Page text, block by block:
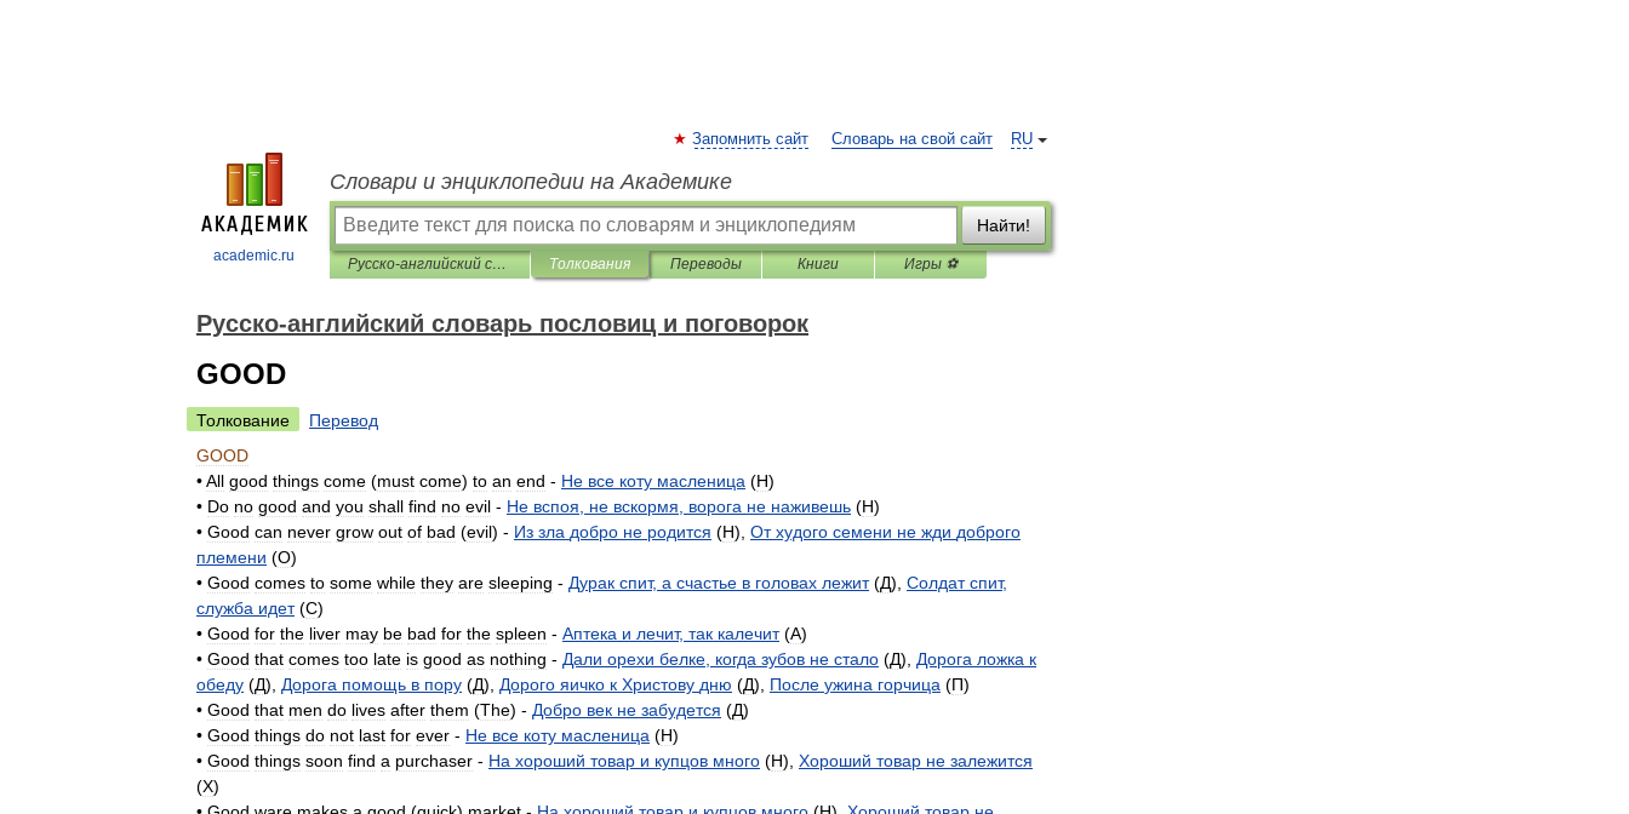
academic.ru
RU
Запомнить сайт Словарь на свой сайт
Словари и энциклопедии на Академике
Найти!
Русско-английский словарь пословиц и поговорок Толкования Переводы Книги Игры ⚽
Русско-английский словарь пословиц и поговорок
GOOD
Толкование
Перевод
GOOD
•All good things come (must come) to an end - Не все коту масленица (H)
• Do no good and you shall find no evil - Не вспоя не вскормя ворога не наживешь (H)
• Good can never grow out of bad (evil) - Из зла добро не родится (H), От худого семени не жди доброго
племени (O)
• Good comes to some while they are sleeping - Дурак спит, а счастье в головах лежит(Д), Солдат спит,
служба идет(C)
• Good for the liver may be bad for the spleen - Аптека и лечит, так калечит(A)
• Good that comes too late is good as nothing - Дали орехи белке когда зубов не стало (Д), Дорога ложка к
обеду (Д), Дорога помощь в пору (Д), Дорого яичко к Христову дню (Д), После ужина горчица (П)
• Good that men do lives after them (The) - Добро век не забудется (Д)
• Good things do not last for ever - Не все коту масленица (H)
• Good things soon find a purchaser - На хороший товар и купцов много (H), Хороший товар не залежится
(X)